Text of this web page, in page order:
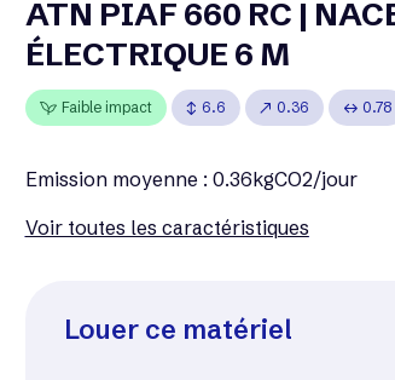
ATN PIAF 660 RC |
ÉLECTRIQUE 6 M
Faible impact 6.6 0.36 0.78
Emission moyenne : 0.36kgCO2/jour
Voir toutes les caractéristiques
Louer ce matériel